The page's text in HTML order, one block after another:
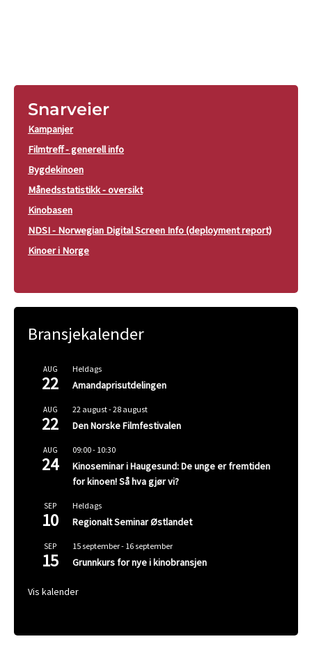
Snarveier
Kampanjer
Filmtreff - generell info
Bygdekinoen
Månedsstatistikk - oversikt
Kinobasen
NDSI - Norwegian Digital Screen Info (deployment report)
Kinoer i Norge
Bransjekalender
AUG
22
Heldags
Amandaprisutdelingen
AUG
22
22 august-28 august
Den Norske Filmfestivalen
AUG
24
09:00- 10:30
Kinoseminar i Haugesund: De unge er fremtiden
for kinoen! Så hva gjør vi?
SEP
10
Heldags
Regionalt Seminar Østlandet
SEP
15
15 september- 16 september
Grunnkurs for nye i kinobransjen
Vis kalender